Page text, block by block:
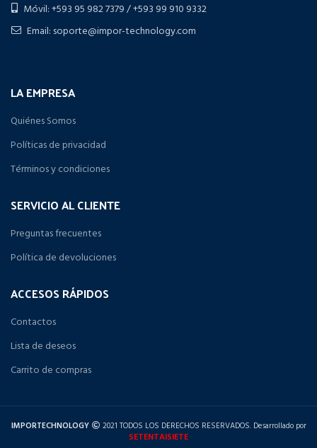
Móvil: +593 95 982 7379 / +593 99 910 9332
Email: soporte@impor-technology.com
LA EMPRESA
Quiénes Somos
Políticas de privacidad
Términos y condiciones
SERVICIO AL CLIENTE
Preguntas frecuentes
Política de devoluciones
ACCESOS RÁPIDOS
Contactos
Lista de deseos
Carrito de compras
IMPORTECHNOLOGY 2021 TODOS LOS DERECHOS RESERVADOS. Desarrollado por
SETENTAISIETE